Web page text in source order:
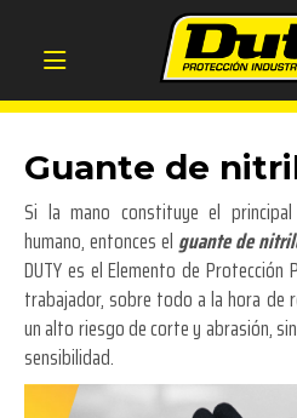
Guante de
Si la mano constituye el
humano, entonces elguante de
DUTY es el Elemento de Protección
trabajador, sobre todo a la hora de
un alto riesgo de corte y abrasión,
sensibilidad.